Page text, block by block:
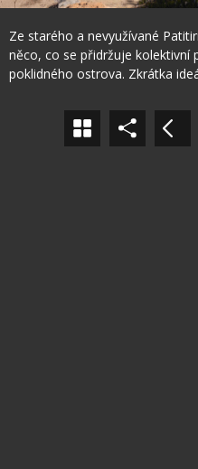
Ze starého a nevyužívané
něco, co se přidržuje kolektivní
poklidného ostrova. Zkrátka
Sdílet
Sdílet